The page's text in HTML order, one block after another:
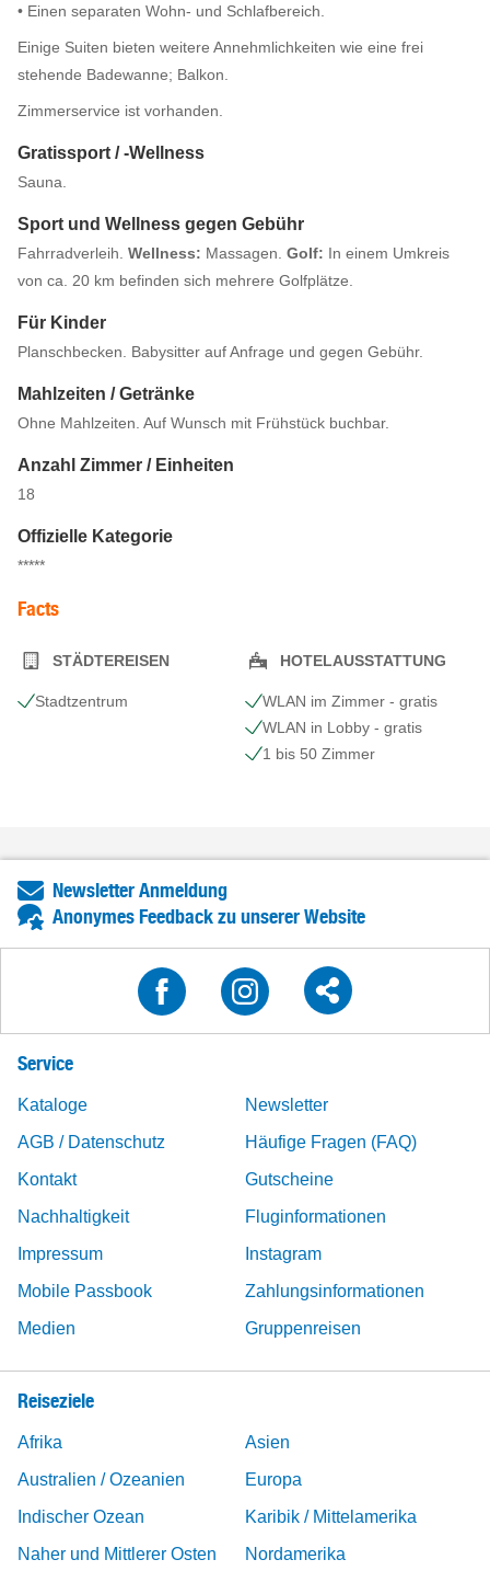
• Einen separaten Wohn- und Schlafbereich.
Einige Suiten bieten weitere Annehmlichkeiten wie eine frei
stehende Badewanne; Balkon.
Zimmerservice ist vorhanden.
Gratissport / -Wellness
Sauna.
Sport und Wellness gegen Gebühr
Fahrradverleih. Wellness: Massagen. Golf: In einem Umkreis
von ca. 20 km befinden sich mehrere Golfplätze.
Für Kinder
Planschbecken. Babysitter auf Anfrage und gegen Gebühr.
Mahlzeiten / Getränke
Ohne Mahlzeiten. Auf Wunsch mit Frühstück buchbar.
Anzahl Zimmer / Einheiten
18
Offizielle Kategorie
*****
Facts
STÄDTEREISEN
Stadtzentrum
HOTELAUSSTATTUNG
WLAN im Zimmer - gratis
WLAN in Lobby - gratis
1 bis 50 Zimmer
Newsletter Anmeldung
Anonymes Feedback zu unserer Website
Service
Kataloge
Newsletter
AGB / Datenschutz
Häufige Fragen (FAQ)
Kontakt
Gutscheine
Nachhaltigkeit
Fluginformationen
Impressum
Instagram
Mobile Passbook
Zahlungsinformationen
Medien
Gruppenreisen
Reiseziele
Afrika
Asien
Australien / Ozeanien
Europa
Indischer Ozean
Karibik / Mittelamerika
Naher und Mittlerer Osten
Nordamerika